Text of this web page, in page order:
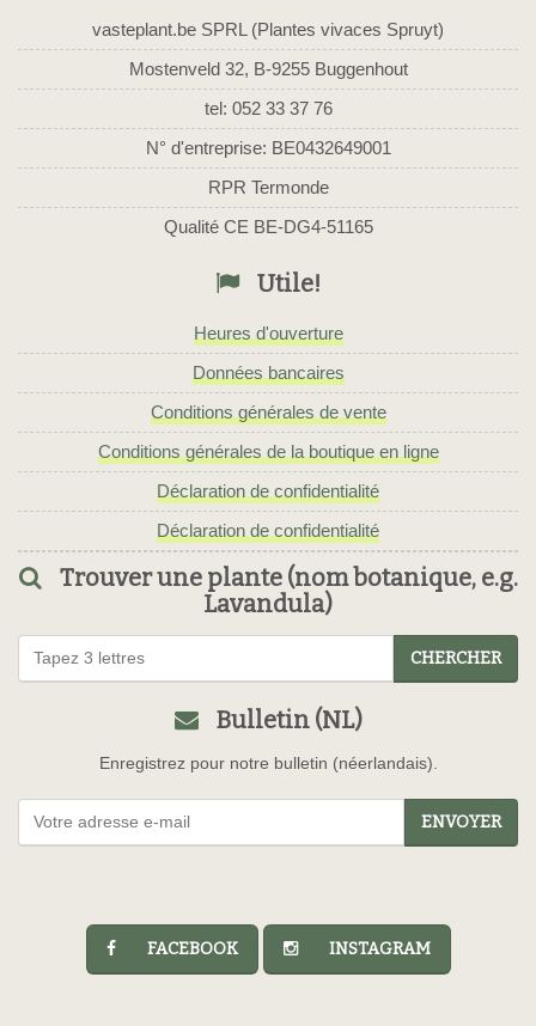
vasteplant.be SPRL (Plantes vivaces Spruyt)
Mostenveld 32, B-9255 Buggenhout
tel: 052 33 37 76
N° d'entreprise: BE0432649001
RPR Termonde
Qualité CE BE-DG4-51165
Utile!
Heures d'ouverture
Données bancaires
Conditions générales de vente
Conditions générales de la boutique en ligne
Déclaration de confidentialité
Déclaration de confidentialité
Trouver une plante (nom botanique, e.g.
Lavandula)
CHERCHER
Bulletin (NL)
Enregistrez pour notre bulletin (néerlandais).
ENVOYER
FACEBOOK INSTAGRAM